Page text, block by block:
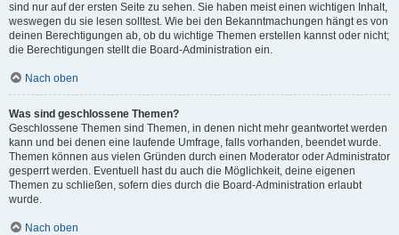
sind nur auf der ersten Seite zu sehen. Sie haben meist einen wichtigen Inhalt,
weswegen du sie lesen solltest. Wie bei den Bekanntmachungen hängt es von
deinen Berechtigungen ab, ob du wichtige Themen erstellen kannst oder nicht;
die Berechtigungen stellt die Board-Administration ein.
Nach oben
Was sind geschlossene Themen?
Geschlossene Themen sind Themen, in denen nicht mehr geantwortet werden
kann und bei denen eine laufende Umfrage, falls vorhanden, beendet wurde.
Themen können aus vielen Gründen durch einen Moderator oder Administrator
gesperrt werden. Eventuell hast du auch die Möglichkeit, deine eigenen
Themen zu schließen, sofern dies durch die Board-Administration erlaubt
wurde.
Nach oben